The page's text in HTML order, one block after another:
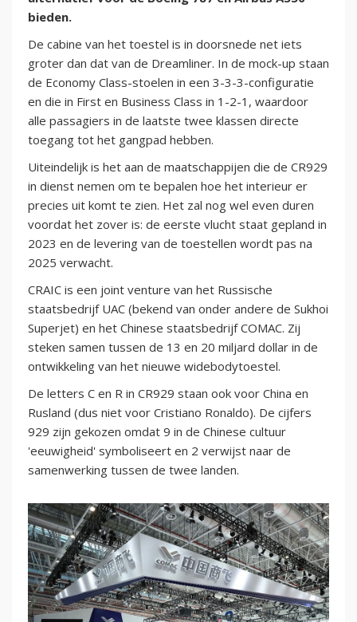
bieden.
De cabine van het toestel is in doorsnede net iets
groter dan dat van de Dreamliner. In de mock-up staan
de Economy Class-stoelen in een 3-3-3-configuratie
en die in First en Business Class in 1-2-1, waardoor
alle passagiers in de laatste twee klassen directe
toegang tot het gangpad hebben.
Uiteindelijk is het aan de maatschappijen die de CR929
in dienst nemen om te bepalen hoe het interieur er
precies uit komt te zien. Het zal nog wel even duren
voordat het zover is: de eerste vlucht staat gepland in
2023 en de levering van de toestellen wordt pas na
2025 verwacht.
CRAIC is een joint venture van het Russische
staatsbedrijf UAC (bekend van onder andere de Sukhoi
Superjet) en het Chinese staatsbedrijf COMAC. Zij
steken samen tussen de 13 en 20 miljard dollar in de
ontwikkeling van het nieuwe widebodytoestel.
De letters C en R in CR929 staan ook voor China en
Rusland (dus niet voor Cristiano Ronaldo). De cijfers
929 zijn gekozen omdat 9 in de Chinese cultuur
'eeuwigheid' symboliseert en 2 verwijst naar de
samenwerking tussen de twee landen.